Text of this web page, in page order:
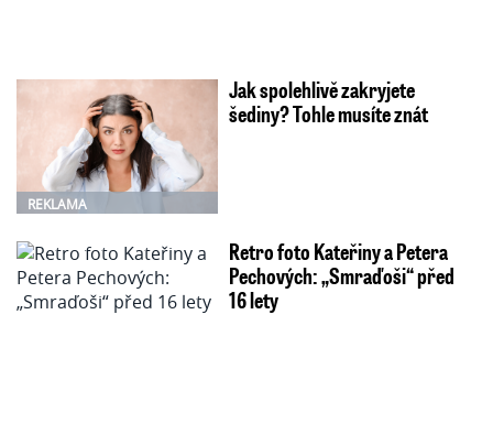
REKLAMA
Jak spolehlivě zakryjete
šediny? Tohle musíte znát
Retro foto Kateřiny a Petera
Pechových: „Smraďoši“ před
16 lety